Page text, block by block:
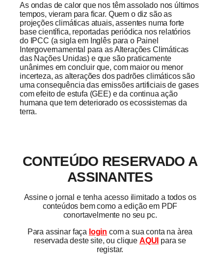
As ondas de calor que nos têm assolado nos últimos
tempos, vieram para ficar. Quem o diz são as
projeções climáticas atuais, assentes numa forte
base científica, reportadas periódica nos relatórios
do IPCC (a sigla em Inglês para o Painel
Intergovernamental para as Alterações Climáticas
das Nações Unidas) e que são praticamente
unânimes em concluir que, com maior ou menor
incerteza, as alterações dos padrões climáticos são
uma consequência das emissões artificiais de gases
com efeito de estufa (GEE) e da continua ação
humana que tem deteriorado os ecossistemas da
terra.
CONTEÚDO RESERVADO A
ASSINANTES
Assine o jornal e tenha acesso ilimitado a todos os
conteúdos bem como a edição em PDF
conortavelmente no seu pc.
Para assinar faça login com a sua conta na àrea
reservada deste site, ou clique AQUI para se
registar.